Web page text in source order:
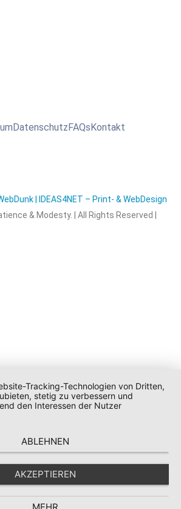
DatenschutzFAQsKontakt
| IDEAS4NET – Print- & WebDesign
& Modesty. | All Rights Reserved |
Tracking-Technologien von Dritten,
stetig zu verbessern und
den Interessen der Nutzer
ABLEHNEN
AKZEPTIEREN